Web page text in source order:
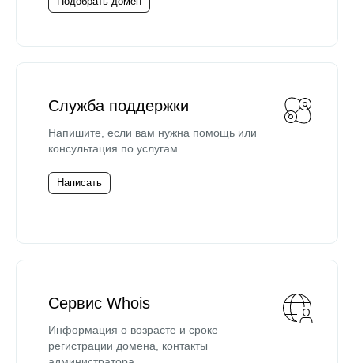
Служба поддержки
Напишите, если вам нужна помощь или
консультация по услугам.
Написать
Сервис Whois
Информация о возрасте и сроке
регистрации домена, контакты